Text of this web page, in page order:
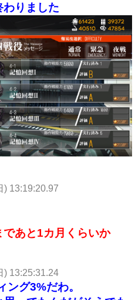
りました
) 13:19:20.97
あと1カ月くらいか
) 13:25:31.24
グ3%だわ。